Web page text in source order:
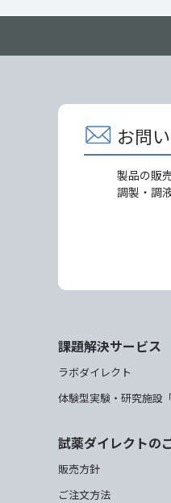
お問
製品の販
調製・調
課題解決サービス
ラボダイレクト
体験型実験・研究施設
試薬ダイレクトの
販売方針
ご注文方法